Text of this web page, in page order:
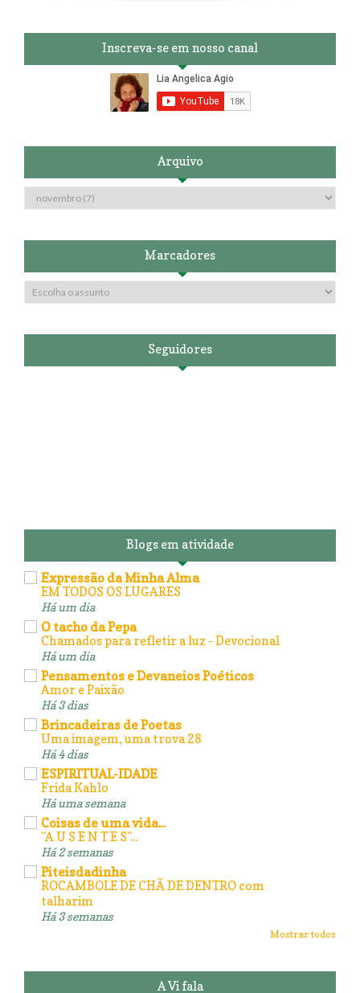
Inscreva-se em nosso canal
Arquivo
Marcadores
Seguidores
Blogs em atividade
Expressão da Minha Alma
EM TODOS OS LUGARES
Há um dia
O tacho da Pepa
Chamados para refletir a luz - Devocional
Há um dia
Pensamentos e Devaneios Poéticos
Amor e Paixão
Há 3 dias
Brincadeiras de Poetas
Uma imagem, uma trova 28
Há 4 dias
ESPIRITUAL-IDADE
Frida Kahlo
Há uma semana
Coisas de uma vida...
"A U S E N T E S"...
Há 2 semanas
Piteisdadinha
ROCAMBOLE DE CHÃ DE DENTRO com
talharim
Há 3 semanas
Mostrar todos
A Vi fala